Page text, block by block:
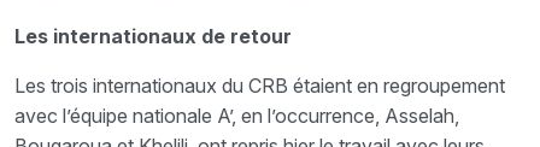
Les internationaux de retour
Les trois internationaux du CRB étaient en regroupement
avec l’équipe nationale A’, en l’occurrence, Asselah,